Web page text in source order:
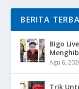
BERITA
Bigo
Agu 6,
Trik